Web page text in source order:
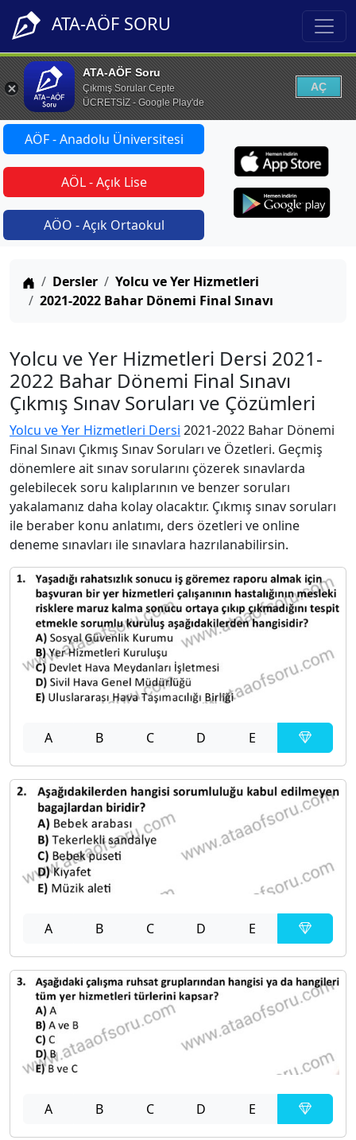
ATA-AÖF SORU
ATA-AÖF Soru
Çıkmış Sorular Cepte
ÜCRETSİZ - Google Play'de
AÇ
AÖF - Anadolu Üniversitesi
AÖL - Açık Lise
AÖO - Açık Ortaokul
Anasayfa
Dersler
Yolcu ve Yer Hizmetleri
2021-2022 Bahar Dönemi Final Sınavı
Yolcu ve Yer Hizmetleri Dersi 2021-
2022 Bahar Dönemi Final Sınavı
Çıkmış Sınav Soruları ve Çözümleri
Yolcu ve Yer Hizmetleri Dersi 2021-2022 Bahar Dönemi
Final Sınavı Çıkmış Sınav Soruları ve Özetleri. Geçmiş
dönemlere ait sınav sorularını çözerek sınavlarda
gelebilecek soru kalıplarının ve benzer soruları
yakalamanız daha kolay olacaktır. Çıkmış sınav soruları
ile beraber konu anlatımı, ders özetleri ve online
deneme sınavları ile sınavlara hazrılanabilirsin.
A B C D E
A B C D E
A B C D E